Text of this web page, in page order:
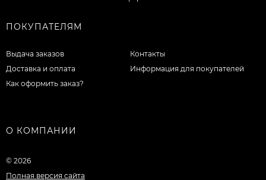
ПОКУПАТЕЛЯМ
Выдача заказов
Доставка и оплата
Как оформить заказ?
Контакты
Информация для покупателей
О КОМПАНИИ
© 2026
Полная версия сайта